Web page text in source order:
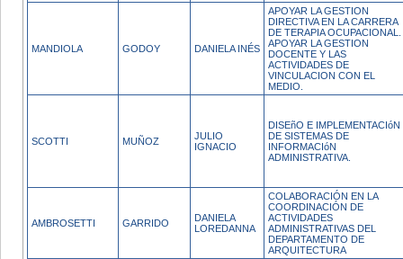
MANDIOLA GODOY DANIELA INÉS
APOYAR LA GESTION
DIRECTIVA EN LA CARRERA
DE TERAPIA OCUPACIONAL.
APOYAR LA GESTION
DOCENTE Y LAS
ACTIVIDADES DE
VINCULACION CON EL
MEDIO.
SCOTTI MUÑOZ
JULIO
IGNACIO
DISEñO E IMPLEMENTACIóN
DE SISTEMAS DE
INFORMACIóN
ADMINISTRATIVA.
AMBROSETTI GARRIDO
DANIELA
LOREDANNA
COLABORACIÓN EN LA
COORDINACIÓN DE
ACTIVIDADES
ADMINISTRATIVAS DEL
DEPARTAMENTO DE
ARQUITECTURA